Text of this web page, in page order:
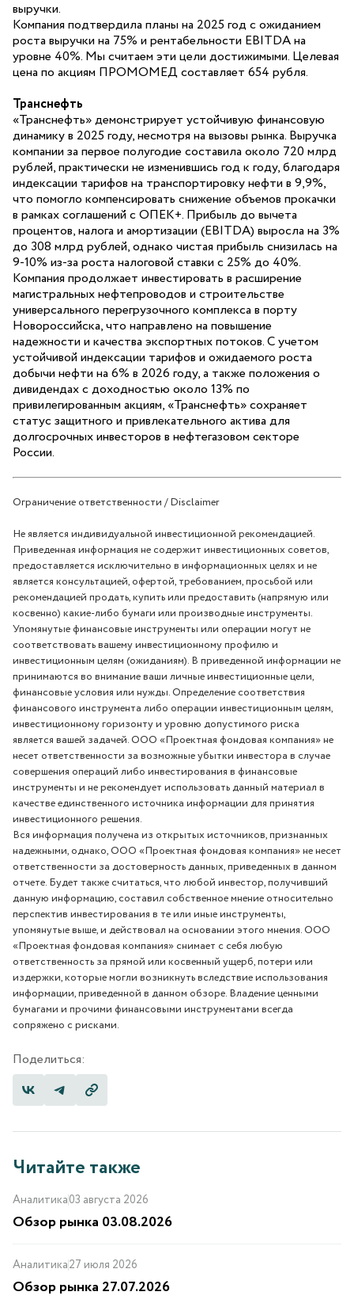
выручки.
Компания подтвердила планы на 2025 год с ожиданием
роста выручки на 75% и рентабельности EBITDA на
уровне 40%. Мы считаем эти цели достижимыми. Целевая
цена по акциям ПРОМОМЕД составляет 654 рубля.
Транснефть
«Транснефть» демонстрирует устойчивую финансовую
динамику в 2025 году, несмотря на вызовы рынка. Выручка
компании за первое полугодие составила около 720 млрд
рублей, практически не изменившись год к году, благодаря
индексации тарифов на транспортировку нефти в 9,9%,
что помогло компенсировать снижение объемов прокачки
в рамках соглашений с ОПЕК+. Прибыль до вычета
процентов, налога и амортизации (EBITDA) выросла на 3%
до 308 млрд рублей, однако чистая прибыль снизилась на
9-10% из-за роста налоговой ставки с 25% до 40%.
Компания продолжает инвестировать в расширение
магистральных нефтепроводов и строительстве
универсального перегрузочного комплекса в порту
Новороссийска, что направлено на повышение
надежности и качества экспортных потоков. С учетом
устойчивой индексации тарифов и ожидаемого роста
добычи нефти на 6% в 2026 году, а также положения о
дивидендах с доходностью около 13% по
привилегированным акциям, «Транснефть» сохраняет
статус защитного и привлекательного актива для
долгосрочных инвесторов в нефтегазовом секторе
России.
Ограничение ответственности / Disclaimer
Не является индивидуальной инвестиционной рекомендацией.
Приведенная информация не содержит инвестиционных советов,
предоставляется исключительно в информационных целях и не
является консультацией, офертой, требованием, просьбой или
рекомендацией продать, купить или предоставить (напрямую или
косвенно) какие-либо бумаги или производные инструменты.
Упомянутые финансовые инструменты или операции могут не
соответствовать вашему инвестиционному профилю и
инвестиционным целям (ожиданиям). В приведенной информации не
принимаются во внимание ваши личные инвестиционные цели,
финансовые условия или нужды. Определение соответствия
финансового инструмента либо операции инвестиционным целям,
инвестиционному горизонту и уровню допустимого риска
является вашей задачей. ООО «Проектная фондовая компания» не
несет ответственности за возможные убытки инвестора в случае
совершения операций либо инвестирования в финансовые
инструменты и не рекомендует использовать данный материал в
качестве единственного источника информации для принятия
инвестиционного решения.
Вся информация получена из открытых источников, признанных
надежными, однако, ООО «Проектная фондовая компания» не несет
ответственности за достоверность данных, приведенных в данном
отчете. Будет также считаться, что любой инвестор, получивший
данную информацию, составил собственное мнение относительно
перспектив инвестирования в те или иные инструменты,
упомянутые выше, и действовал на основании этого мнения. ООО
«Проектная фондовая компания» снимает с себя любую
ответственность за прямой или косвенный ущерб, потери или
издержки, которые могли возникнуть вследствие использования
информации, приведенной в данном обзоре. Владение ценными
бумагами и прочими финансовыми инструментами всегда
сопряжено с рисками.
Поделиться:
Читайте также
Аналитика03 августа 2026
Обзор рынка 03.08.2026
Аналитика27 июля 2026
Обзор рынка 27.07.2026